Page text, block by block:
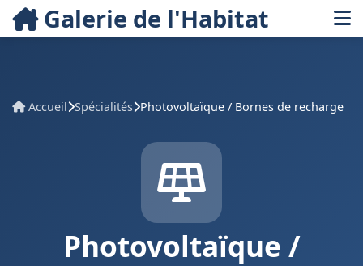
Galerie de l'Habitat
Accueil Spécialités Photovoltaïque / Bornes de recharge
Photovoltaïque /